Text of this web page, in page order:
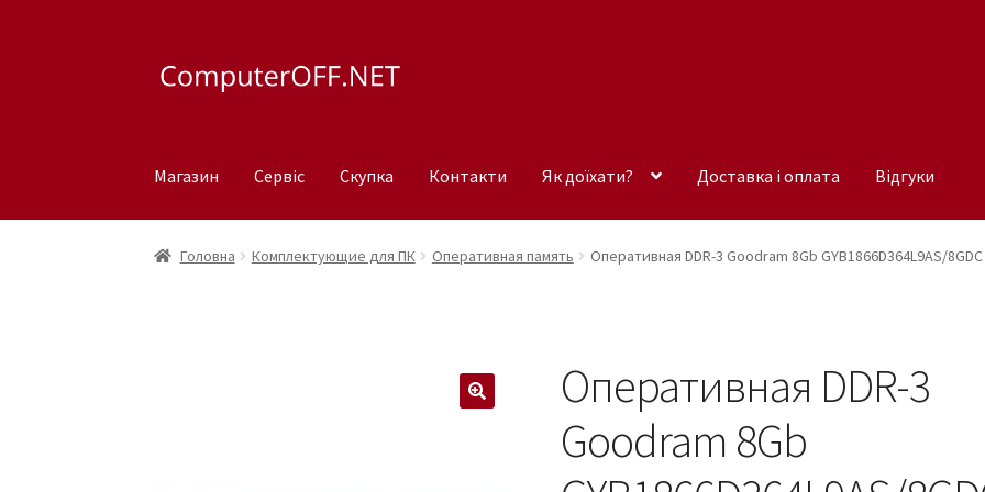
до
до
Магазин Сервіс Скупка Контакти Як доїхати? Доставка і оплата Відгуки
Головна Комплектующие для ПК Оперативная память Оперативная DDR-3 Goodram 8Gb GYB1866D364L9AS/8GDC
Оперативная DDR-3
Goodram 8Gb